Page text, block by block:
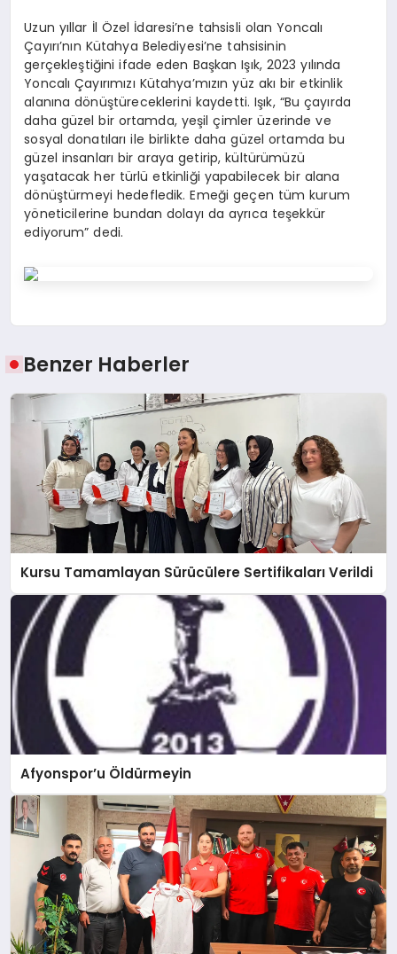
Uzun yıllar İl Özel İdaresi’ne tahsisli olan Yoncalı
Çayırı’nın Kütahya Belediyesi’ne tahsisinin
gerçekleştiğini ifade eden Başkan Işık, 2023 yılında
Yoncalı Çayırımızı Kütahya’mızın yüz akı bir etkinlik
alanına dönüştüreceklerini kaydetti. Işık, “Bu çayırda
daha güzel bir ortamda, yeşil çimler üzerinde ve
sosyal donatıları ile birlikte daha güzel ortamda bu
güzel insanları bir araya getirip, kültürümüzü
yaşatacak her türlü etkinliği yapabilecek bir alana
dönüştürmeyi hedefledik. Emeği geçen tüm kurum
yöneticilerine bundan dolayı da ayrıca teşekkür
ediyorum” dedi.
Benzer Haberler
Kursu Tamamlayan Sürücülere Sertifikaları Verildi
Afyonspor’u Öldürmeyin